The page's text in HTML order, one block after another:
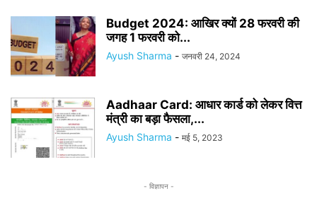
Budget 2024: आखिर क्यों 28 फरवरी की
जगह 1 फरवरी को...
Ayush Sharma - जनवरी 24, 2024
Aadhaar Card: आधार कार्ड को लेकर वित्त
मंत्री का बड़ा फैसला,...
Ayush Sharma - मई 5, 2023
- विज्ञापन -